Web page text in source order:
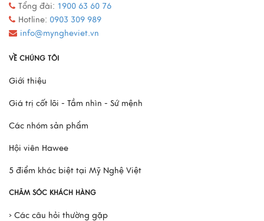
Tổng đài: 1900 63 60 76
Hotline: 0903 309 989
info@myngheviet.vn
VỀ CHÚNG TÔI
Giới thiệu
Giá trị cốt lõi - Tầm nhìn - Sứ mệnh
Các nhóm sản phẩm
Hội viên Hawee
5 điểm khác biệt tại Mỹ Nghệ Việt
CHĂM SÓC KHÁCH HÀNG
› Các câu hỏi thường gặp